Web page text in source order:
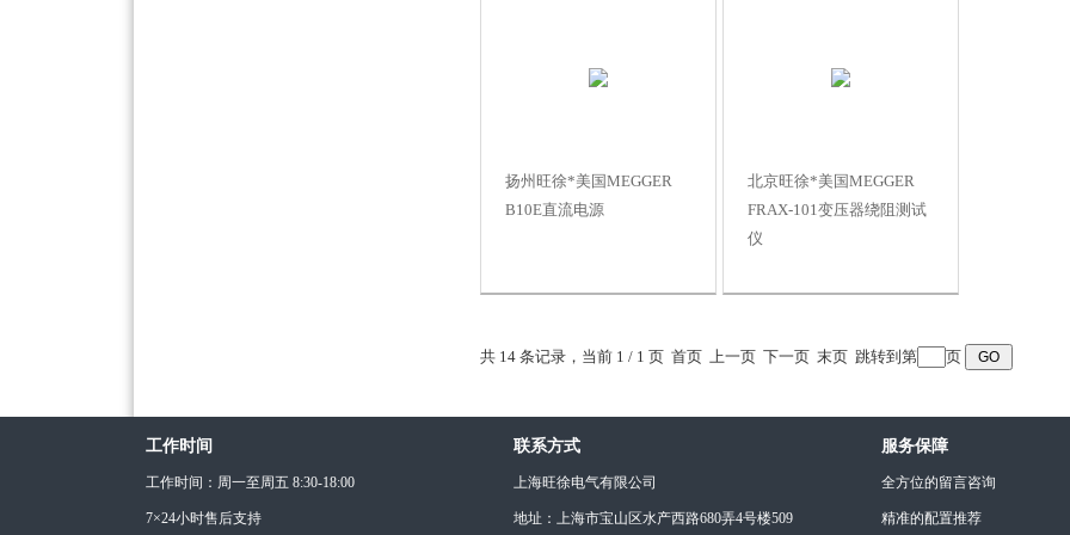
扬州旺徐*美国MEGGER
B10E直流电源
北京旺徐*美国MEGGER
FRAX-101变压器绕阻测试
仪
共 14 条记录，当前 1 / 1 页 首页 上一页 下一页 末页 跳转到第 页
工作时间
工作时间：周一至周五 8:30-18:00
7×24小时售后支持
联系方式
上海旺徐电气有限公司
地址：上海市宝山区水产西路680弄4号楼509
服务保障
全方位的留言咨询
精准的配置推荐